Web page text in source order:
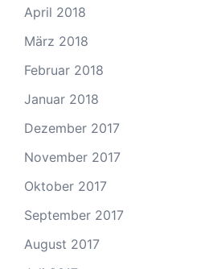
April 2018
März 2018
Februar 2018
Januar 2018
Dezember 2017
November 2017
Oktober 2017
September 2017
August 2017